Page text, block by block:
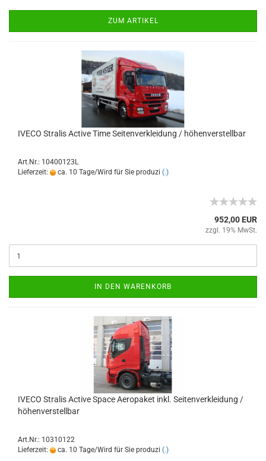
ZUM ARTIKEL
IVECO Stralis Active Time Seitenverkleidung / höhenverstellbar
Art.Nr.: 10400123L
Lieferzeit:
ca. 10 Tage/Wird für Sie produzi (.)
952,00 EUR
zzgl. 19% MwSt.
IN DEN WARENKORB
IVECO Stralis Active Space Aeropaket inkl. Seitenverkleidung /
höhenverstellbar
Art.Nr.: 10310122
Lieferzeit:
ca. 10 Tage/Wird für Sie produzi (.)